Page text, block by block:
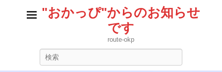
"おかっぴ"からのお知らせ
です
route-okp